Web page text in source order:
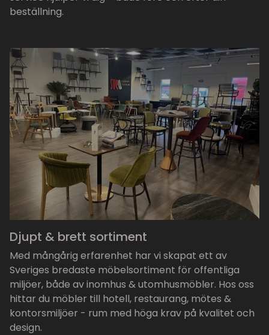
beställning.
Djupt & brett sortiment
Med mångårig erfarenhet har vi skapat ett av
Sveriges bredaste möbelsortiment för offentliga
miljöer, både av inomhus & utomhusmöbler. Hos oss
hittar du möbler till hotell, restaurang, mötes &
kontorsmiljöer - rum med höga krav på kvalitet och
design.